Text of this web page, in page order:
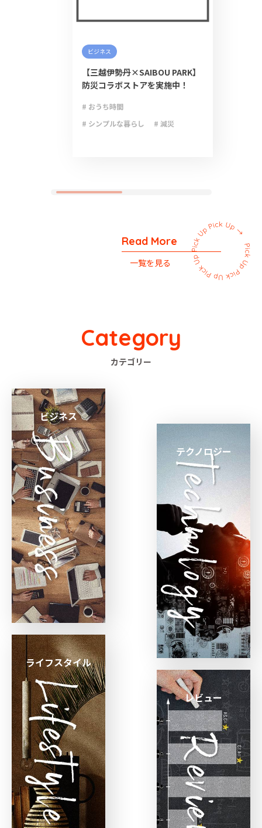
ビジネス
【三越伊勢丹×SAIBOU PARK】
防災コラボストアを実施中！
# おうち時間
# シンプルな暮らし
# 減災
Read More
一覧を見る
Category
カテゴリー
ビジネス
テクノロジー
ライフスタイル
レビュー